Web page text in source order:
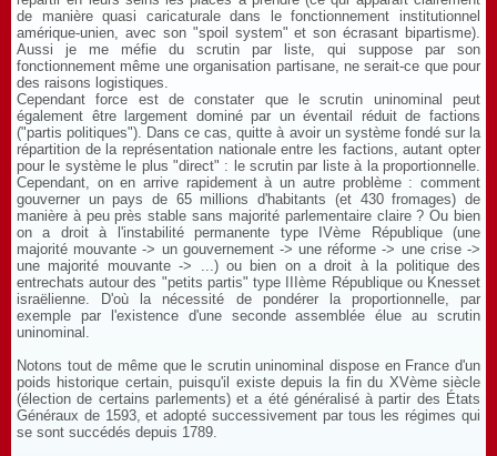
de manière quasi caricaturale dans le fonctionnement institutionnel
amérique-unien, avec son "spoil system" et son écrasant bipartisme).
Aussi je me méfie du scrutin par liste, qui suppose par son
fonctionnement même une organisation partisane, ne serait-ce que pour
des raisons logistiques.
Cependant force est de constater que le scrutin uninominal peut
également être largement dominé par un éventail réduit de factions
("partis politiques"). Dans ce cas, quitte à avoir un système fondé sur la
répartition de la représentation nationale entre les factions, autant opter
pour le système le plus "direct" : le scrutin par liste à la proportionnelle.
Cependant, on en arrive rapidement à un autre problème : comment
gouverner un pays de 65 millions d'habitants (et 430 fromages) de
manière à peu près stable sans majorité parlementaire claire ? Ou bien
on a droit à l'instabilité permanente type IVème République (une
majorité mouvante -> un gouvernement -> une réforme -> une crise ->
une majorité mouvante -> ...) ou bien on a droit à la politique des
entrechats autour des "petits partis" type IIIème République ou Knesset
israëlienne. D'où la nécessité de pondérer la proportionnelle, par
exemple par l'existence d'une seconde assemblée élue au scrutin
uninominal.
Notons tout de même que le scrutin uninominal dispose en France d'un
poids historique certain, puisqu'il existe depuis la fin du XVème siècle
(élection de certains parlements) et a été généralisé à partir des États
Généraux de 1593, et adopté successivement par tous les régimes qui
se sont succédés depuis 1789.